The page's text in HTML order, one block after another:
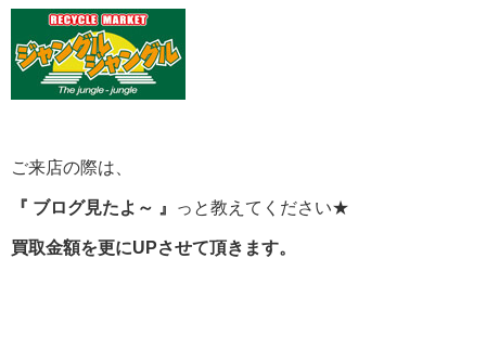
ご来店の際は、
『 ブログ見たよ～ 』 っと教えてください★
買取金額を更にUPさせて頂きます。